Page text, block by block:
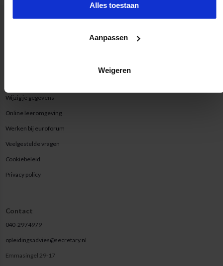
Alles toestaan
Aanpassen
Weigeren
Wijzig je gegevens
Online leeromgeving
Werken bij euroforum
Veelgestelde vragen
Cookiebeleid
Privacy policy
Contact
040-2974979
opleidingsadvies@secretary.nl
Emmasingel 29-17